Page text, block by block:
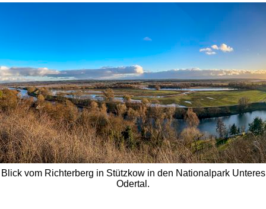
Blick vom Richterberg in Stützkow in den Nationalpark Unteres
Odertal.